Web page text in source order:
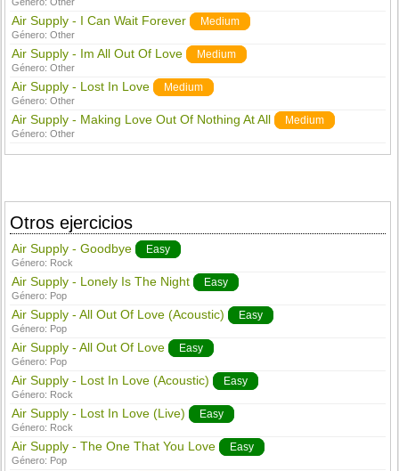
Air Supply - I Can Wait Forever Medium
Género:Other
Air Supply - Im All Out Of Love Medium
Género:Other
Air Supply - Lost In Love Medium
Género:Other
Air Supply - Making Love Out Of Nothing At All Medium
Género:Other
Otros ejercicios
Air Supply - Goodbye Easy
Género: Rock
Air Supply - Lonely Is The Night Easy
Género: Pop
Air Supply - All Out Of Love (Acoustic) Easy
Género: Pop
Air Supply - All Out Of Love Easy
Género: Pop
Air Supply - Lost In Love (Acoustic) Easy
Género: Rock
Air Supply - Lost In Love (Live) Easy
Género: Rock
Air Supply - The One That You Love Easy
Género: Pop